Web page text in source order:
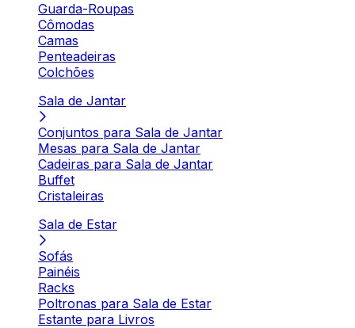
Guarda-Roupas
Cômodas
Camas
Penteadeiras
Colchões
Sala de Jantar
Conjuntos para Sala de Jantar
Mesas para Sala de Jantar
Cadeiras para Sala de Jantar
Buffet
Cristaleiras
Sala de Estar
Sofás
Painéis
Racks
Poltronas para Sala de Estar
Estante para Livros